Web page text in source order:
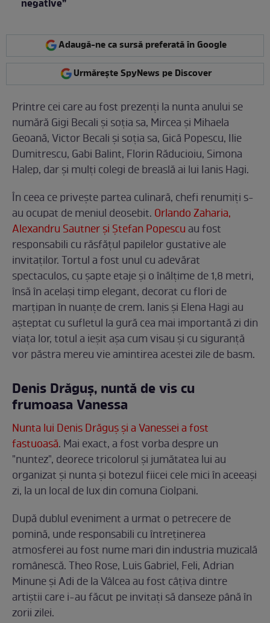
negative”
Adaugă-ne ca sursă preferată în Google
Urmărește SpyNews pe Discover
Printre cei care au fost prezenți la nunta anului se
numără Gigi Becali și soția sa, Mircea și Mihaela
Geoană, Victor Becali și soția sa, Gică Popescu, Ilie
Dumitrescu, Gabi Balint, Florin Răducioiu, Simona
Halep, dar și mulți colegi de breaslă ai lui Ianis Hagi.
În ceea ce privește partea culinară, chefi renumiți s-
au ocupat de meniul deosebit. Orlando Zaharia,
Alexandru Sautner și Ștefan Popescuau fost
responsabili cu răsfățul papilelor gustative ale
invitaților. Tortul a fost unul cu adevărat
spectaculos, cu șapte etaje și o înălțime de 1,8 metri,
însă în același timp elegant, decorat cu flori de
marțipan în nuanțe de crem. Ianis și Elena Hagi au
așteptat cu sufletul la gură cea mai importantă zi din
viața lor, totul a ieșit așa cum visau și cu siguranță
vor păstra mereu vie amintirea acestei zile de basm.
Denis Drăguș, nuntă de vis cu
frumoasa Vanessa
Nunta lui Denis Drăguș și a Vanessei a fost
fastuoasă. Mai exact, a fost vorba despre un
"nuntez", deorece tricolorul și jumătatea lui au
organizat și nunta și botezul fiicei cele mici în aceeași
zi, la un local de lux din comuna Ciolpani.
După dublul eveniment a urmat o petrecere de
pomină, unde responsabili cu întreținerea
atmosferei au fost nume mari din industria muzicală
românescă. Theo Rose, Luis Gabriel, Feli, Adrian
Minune și Adi de la Vâlcea au fost câțiva dintre
artiștii care i-au făcut pe invitați să danseze până în
zorii zilei.